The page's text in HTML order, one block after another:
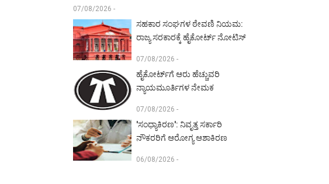
07/08/2026 -
ಸಹಕಾರ ಸಂಘಗಳ ಠೇವಣಿ ನಿಯಮ:
ರಾಜ್ಯ ಸರಕಾರಕ್ಕೆ ಹೈಕೋರ್ಟ್ ನೋಟಿಸ್
07/08/2026 -
ಹೈಕೋರ್ಟ್‌ಗೆ ಆರು ಹೆಚ್ಚುವರಿ
ನ್ಯಾಯಮೂರ್ತಿಗಳ ನೇಮಕ
07/08/2026 -
'ಸಂಧ್ಯಾಕಿರಣ': ನಿವೃತ್ತ ಸರ್ಕಾರಿ
ನೌಕರರಿಗೆ ಆರೋಗ್ಯ ಆಶಾಕಿರಣ
06/08/2026 -